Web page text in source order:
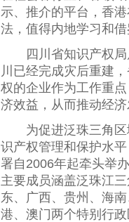
示、推介的平台，香
法，值得内地学习和
四川省知识产权局
川已经完成灾后重建
权的企业作为工作重
济效益，从而推动经
为促进泛珠三角区
识产权管理和保护水
署自2006年起牵头举
主要成员涵盖泛珠江
东、广西、贵州、海
港、澳门两个特别行